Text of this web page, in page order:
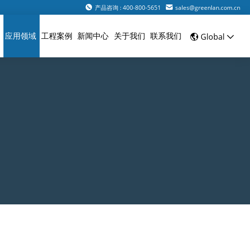
产品咨询 : 400-800-5651 sales@greenlan.com.cn
应用领域 工程案例 新闻中心 关于我们 联系我们 Global